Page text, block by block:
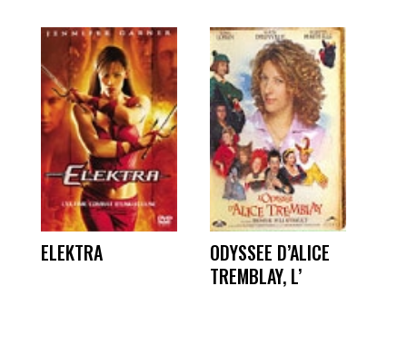
ELEKTRA
ODYSSEE D’ALICE
TREMBLAY, L’